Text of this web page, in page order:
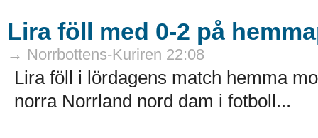
Lira föll med 0-2 på
→ Norrbottens-Kuriren 22:08
Lira föll i lördagens match hemma
norra Norrland nord dam i fotboll...